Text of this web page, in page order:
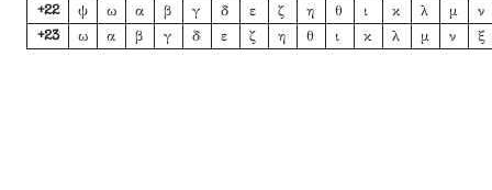
+22 ψ ω α β γ δ ε ζ η θ ι κ λ μ ν
+23 ω α β γ δ ε ζ η θ ι κ λ μ ν ξ